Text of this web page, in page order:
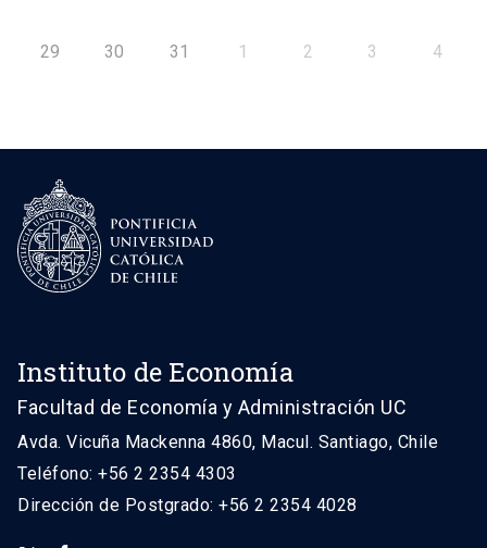
29 30 31 1 2 3 4
Instituto de Economía
Facultad de Economía y Administración UC
Avda. Vicuña Mackenna 4860, Macul. Santiago, Chile
Teléfono: +56 2 2354 4303
Dirección de Postgrado: +56 2 2354 4028